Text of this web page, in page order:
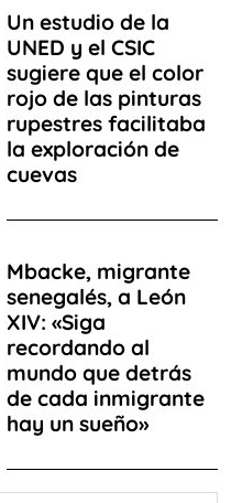
Un estudio de la
UNED y el CSIC
sugiere que el color
rojo de las pinturas
rupestres facilitaba
la exploración de
cuevas
Mbacke, migrante
senegalés, a León
XIV: «Siga
recordando al
mundo que detrás
de cada inmigrante
hay un sueño»